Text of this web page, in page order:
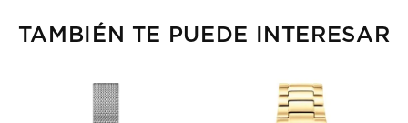
TAMBIÉN TE PUEDE INTERESAR